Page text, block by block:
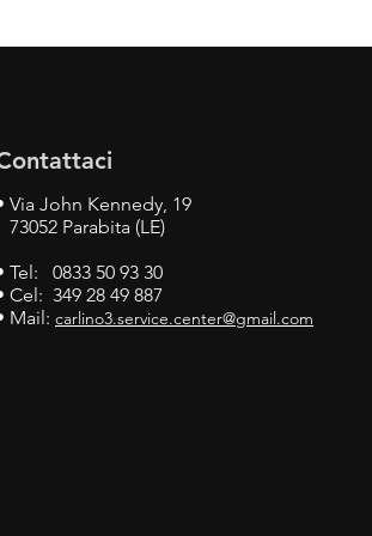
Via John Kennedy, 19
73052 Parabita (LE)
Tel: 0833 50 93 30
Cel: 349 28 49 887
Mail: carlino3.service.center@gmail.com